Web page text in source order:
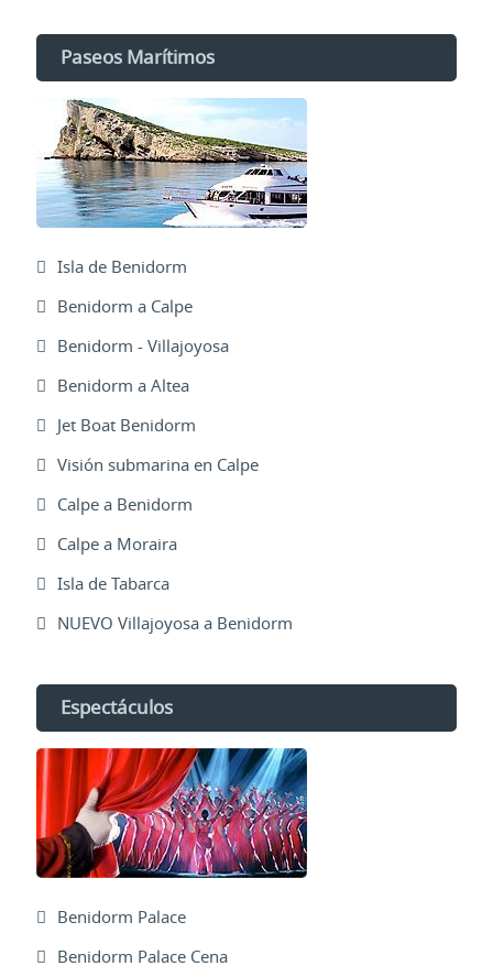
Paseos Marítimos
Isla de Benidorm
Benidorm a Calpe
Benidorm - Villajoyosa
Benidorm a Altea
Jet Boat Benidorm
Visión submarina en Calpe
Calpe a Benidorm
Calpe a Moraira
Isla de Tabarca
NUEVO Villajoyosa a Benidorm
Espectáculos
Benidorm Palace
Benidorm Palace Cena